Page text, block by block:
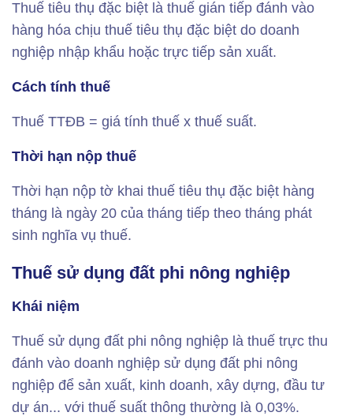
Thuế tiêu thụ đặc biệt là thuế gián tiếp đánh vào
hàng hóa chịu thuế tiêu thụ đặc biệt do doanh
nghiệp nhập khẩu hoặc trực tiếp sản xuất.
Cách tính thuế
Thuế TTĐB = giá tính thuế x thuế suất.
Thời hạn nộp thuế
Thời hạn nộp tờ khai thuế tiêu thụ đặc biệt hàng
tháng là ngày 20 của tháng tiếp theo tháng phát
sinh nghĩa vụ thuế.
Thuế sử dụng đất phi nông nghiệp
Khái niệm
Thuế sử dụng đất phi nông nghiệp là thuế trực thu
đánh vào doanh nghiệp sử dụng đất phi nông
nghiệp để sản xuất, kinh doanh, xây dựng, đầu tư
dự án... với thuế suất thông thường là 0,03%.